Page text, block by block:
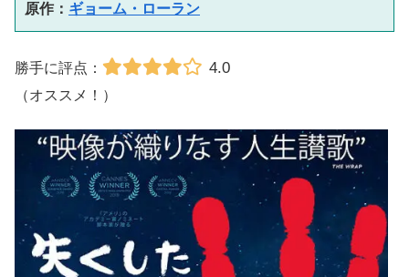
原作： ギョーム・ローラン
勝手に評点： 4.0
（オススメ！）